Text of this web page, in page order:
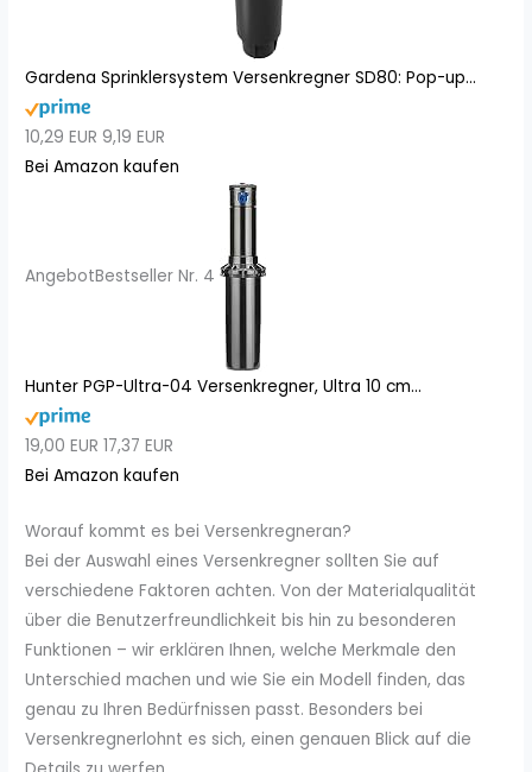
Gardena Sprinklersystem Versenkregner SD80: Pop-up...
10,29 EUR 9,19 EUR
Bei Amazon kaufen
AngebotBestseller Nr. 4
Hunter PGP-Ultra-04 Versenkregner, Ultra 10 cm...
19,00 EUR 17,37 EUR
Bei Amazon kaufen
Worauf kommt es bei Versenkregneran?
Bei der Auswahl eines Versenkregner sollten Sie auf
verschiedene Faktoren achten. Von der Materialqualität
über die Benutzerfreundlichkeit bis hin zu besonderen
Funktionen – wir erklären Ihnen, welche Merkmale den
Unterschied machen und wie Sie ein Modell finden, das
genau zu Ihren Bedürfnissen passt. Besonders bei
Versenkregnerlohnt es sich, einen genauen Blick auf die